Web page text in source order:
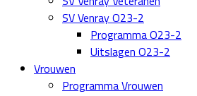
SV Venray O23-2
Programma O23-2
Uitslagen O23-2
Vrouwen
Programma Vrouwen